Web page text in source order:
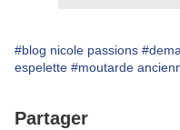
#blog nicole passions
espelette #moutarde
Partager